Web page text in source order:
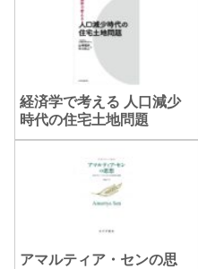
経済学で考える 人口減少
時代の住宅土地問題
アマルティア・センの思